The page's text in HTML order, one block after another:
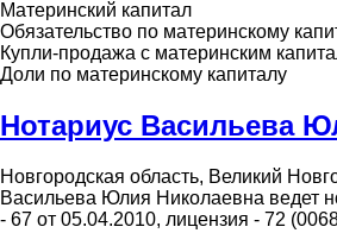
Материнский капитал
Обязательство по материнскому
Купли-продажа с материнским
Доли по материнскому капиталу
Нотариус Васильева
Новгородская область, Великий
Васильева Юлия Николаевна ведет
- 67 от 05.04.2010, лицензия - 72